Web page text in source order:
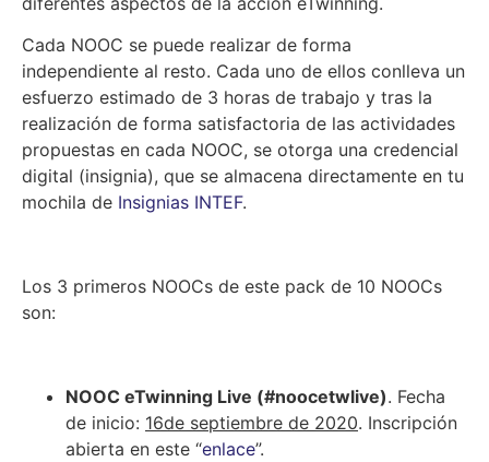
Cada NOOC se puede realizar de forma
independiente al resto. Cada uno de ellos conlleva un
esfuerzo estimado de 3 horas de trabajo y tras la
realización de forma satisfactoria de las actividades
propuestas en cada NOOC, se otorga una credencial
digital (insignia), que se almacena directamente en tu
mochila de Insignias INTEF.
Los 3 primeros NOOCs de este pack de 10 NOOCs
son:
NOOC eTwinning Live (#noocetwlive). Fecha
de inicio: 16de septiembre de 2020. Inscripción
abierta en este “enlace”.